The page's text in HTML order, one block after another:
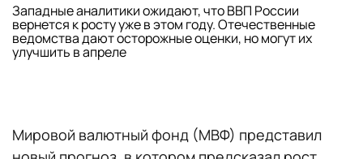
Западные аналитики ожидают, что ВВП России
вернется к росту уже в этом году. Отечественные
ведомства дают осторожные оценки, но могут их
улучшить в апреле
Мировой валютный фонд (МВФ) представил